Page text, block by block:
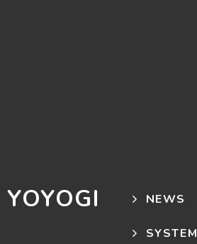
NEWS
SYSTEM